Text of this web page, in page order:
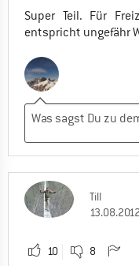
Super Teil. Für
entspricht ungefähr
Till
13.08.2012
10 8